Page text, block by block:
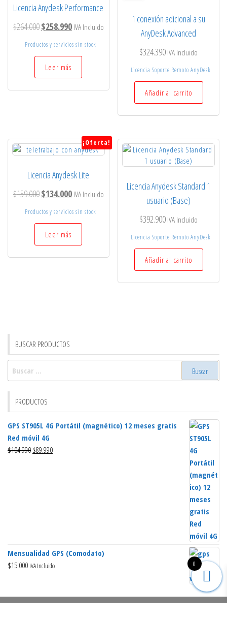
Licencia Anydesk Performance
$264.000El
precio
original
era:
$258.990El
precio
actual
IVA Incluido
Productos y servicios sin stock
Leer más
1 conexión adicional a su
AnyDesk Advanced
$324.390 IVA Incluido
Licencia Soporte Remoto AnyDesk
Añadir al carrito
¡Oferta!
Licencia Anydesk Lite
$159.000El
precio
original
era:
$134.000El
precio
actual
IVA Incluido
Productos y servicios sin stock
Leer más
Licencia Anydesk Standard 1
usuario (Base)
$392.900 IVA Incluido
Licencia Soporte Remoto AnyDesk
Añadir al carrito
BUSCAR PRODUCTOS
PRODUCTOS
GPS ST905L 4G Portátil (magnético) 12 meses gratis
Red móvil 4G
$104.990 El
$89.990El
Mensualidad GPS (Comodato)
$15.000 IVA Incluido 0